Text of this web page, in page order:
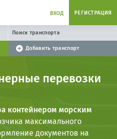
ВХОД РЕГИСТРАЦИЯ
Поиск транспорта
Добавить транспорт
перевозки
контейнером морским
максимального
документов на